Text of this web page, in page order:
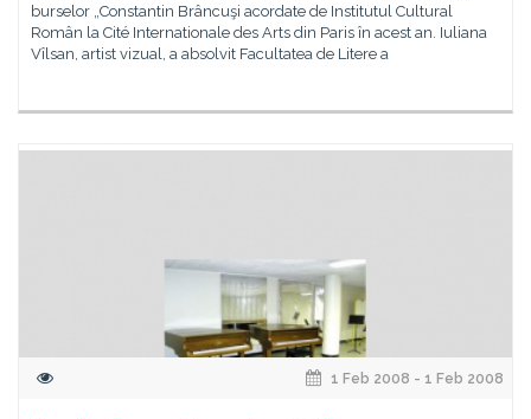
burselor „Constantin Brâncuşi acordate de Institutul Cultural
Român la Cité Internationale des Arts din Paris în acest an. Iuliana
Vîlsan, artist vizual, a absolvit Facultatea de Litere a
1 Feb 2008 - 1 Feb 2008